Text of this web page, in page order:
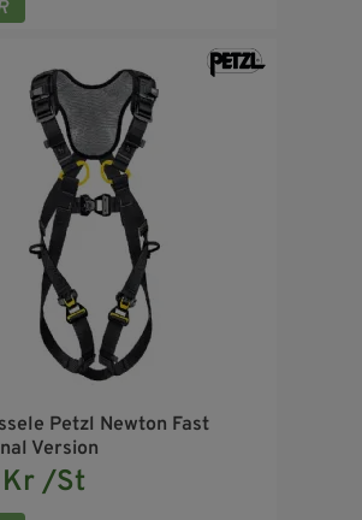
Petzl Newton Fast
Version
/St